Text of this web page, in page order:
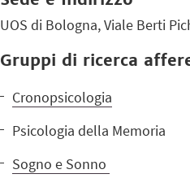
UOS di Bologna, Viale Berti
Gruppi di ricerca
Cronopsicologia
Psicologia della Memoria
Sogno e Sonno